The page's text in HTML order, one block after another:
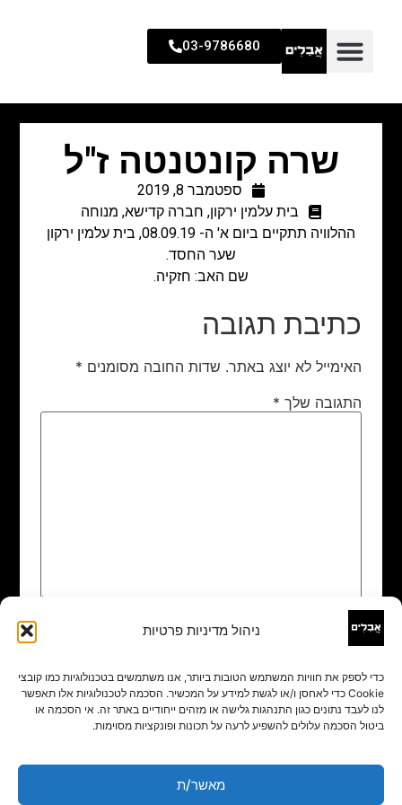
ניהול מדיניות פרטיות
כדי לספק את חוויות המשתמש הטובות ביותר, אנו משתמשים בטכנולוגיות כמו קובצי
Cookie כדי לאחסן ו/או לגשת למידע על המכשיר. הסכמה לטכנולוגיות אלו תאפשר
לנו לעבד נתונים כגון התנהגות גלישה או מזהים ייחודיים באתר זה. אי הסכמה או
ביטול הסכמה עלולים להשפיע לרעה על תכונות ופונקציות מסוימות.
מאשר/ת
03-9786680
שרה קונטנטה ז"ל
ספטמבר 8, 2019
בית עלמין ירקון, חברה קדישא, מנוחה
ההלוויה תתקיים ביום א' ה- 08.09.19, בית עלמין ירקון
שער החסד.
שם האב: חזקיה.
כתיבת תגובה
האימייל לא יוצג באתר. שדות החובה מסומנים *
התגובה שלך *
שם
אימייל*